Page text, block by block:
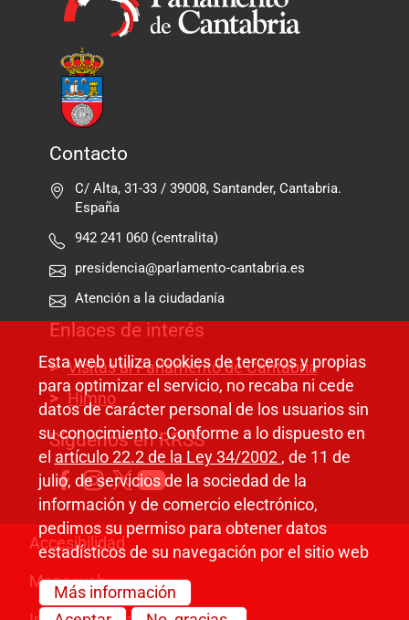
Contacto
C/ Alta, 31-33 / 39008, Santander, Cantabria.
España
942 241 060 (centralita)
presidencia@parlamento-cantabria.es
Atención a la ciudadanía
Enlaces de interés
Visitas al Parlamento de Cantabria
Himno
Síguenos en RRSS
Pie de página
Accesibilidad
Mapa web
Esta web utiliza cookies de terceros y propias
para optimizar el servicio, no recaba ni cede
datos de carácter personal de los usuarios sin
su conocimiento. Conforme a lo dispuesto en
el artículo 22.2 de la Ley 34/2002 , de 11 de
julio, de servicios de la sociedad de la
información y de comercio electrónico,
pedimos su permiso para obtener datos
estadísticos de su navegación por el sitio web
Más información